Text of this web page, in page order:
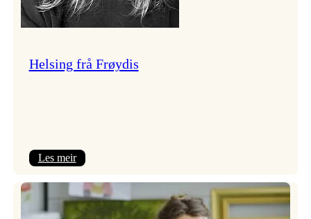
Helsing frå Frøydis
Les meir:
frå
Frøydis